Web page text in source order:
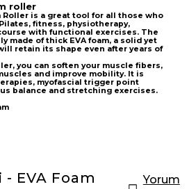
roller
Roller is a great tool for all those who
fitness, physiotherapy,
with functional exercises. The
made of thick EVA foam, a solid yet
retain its shape even after years of
you can soften your muscle fibers,
and improve mobility. It is
myofascial trigger point
balance and stretching exercises.
EVA Foam
Yorum